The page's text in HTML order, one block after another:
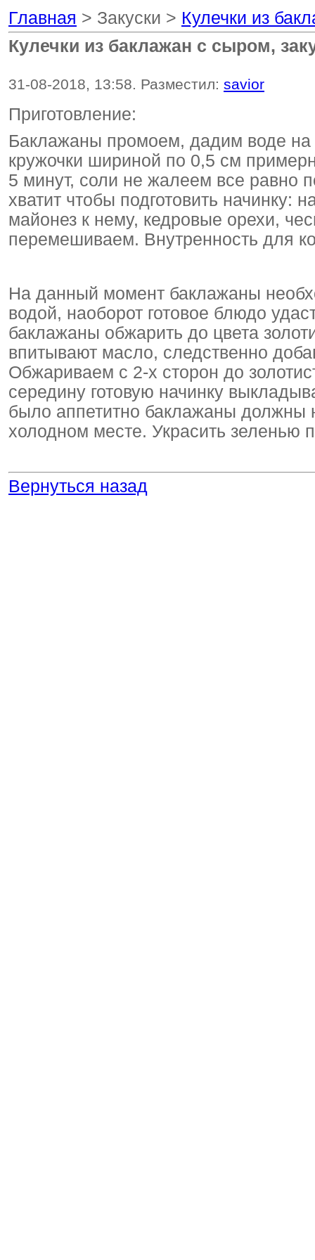
Главная > Закуски > Кулечки из
Кулечки из баклажан с сыром,
31-08-2018, 13:58. Разместил: savior
Приготовление:
Баклажаны промоем, дадим воде на
кружочки шириной по 0,5 см
5 минут, соли не жалеем все равно
хватит чтобы подготовить
майонез к нему, кедровые орехи,
перемешиваем. Внутренность для
На данный момент баклажаны
водой, наоборот готовое блюдо
баклажаны обжарить до цвета
впитывают масло, следственно
Обжариваем с 2-х сторон до
середину готовую начинку
было аппетитно баклажаны должны
холодном месте. Украсить зеленью
Вернуться назад